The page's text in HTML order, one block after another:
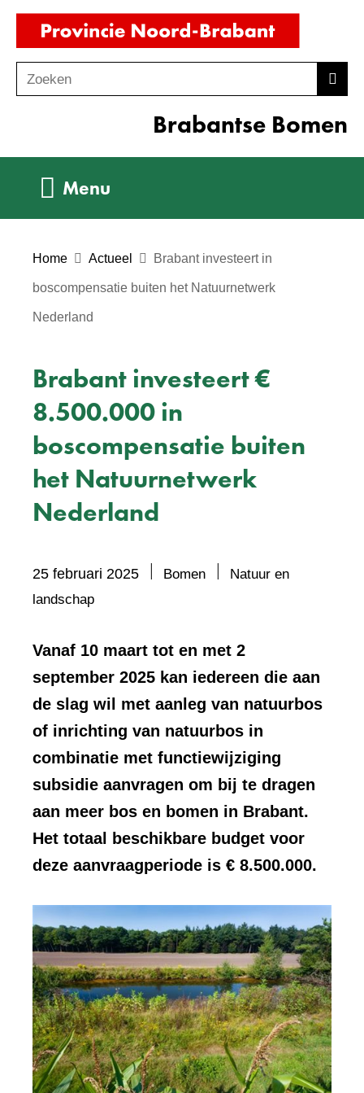
Ga
de
inhoud
o
Zoeken
Brabantse Bomen
Menu
Home Actueel Brabant investeert in
boscompensatie buiten het Natuurnetwerk
Nederland
Brabant investeert €
8.500.000 in
boscompensatie buiten
het Natuurnetwerk
Nederland
25 februari 2025 Bomen
Natuur en
landschapBevat
element:
Foto
Vanaf 10 maart tot en met 2
september 2025 kan iedereen die aan
de slag wil met aanleg van natuurbos
of inrichting van natuurbos in
combinatie met functiewijziging
subsidie aanvragen om bij te dragen
aan meer bos en bomen in Brabant.
Het totaal beschikbare budget voor
deze aanvraagperiode is € 8.500.000.